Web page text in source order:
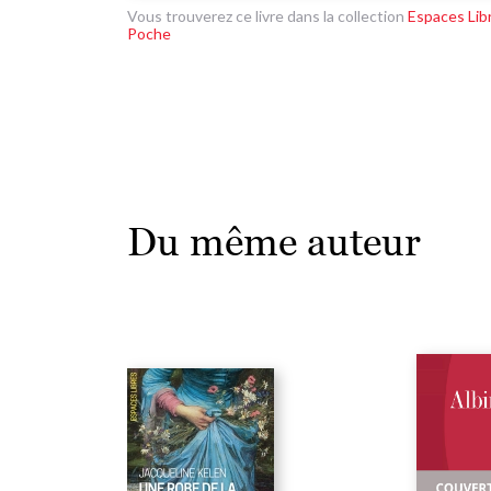
Vous trouverez ce livre dans la collection Espaces
Poche
Du même auteur